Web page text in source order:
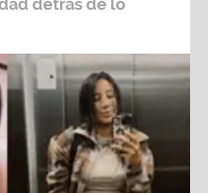
detrás de lo